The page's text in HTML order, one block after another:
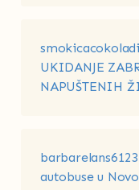
UKIDANJE
NAPUŠTENIH
barbarelans6123
autobuse u